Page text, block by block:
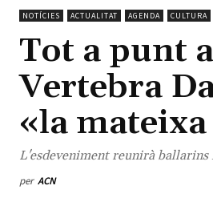
NOTÍCIES ACTUALITAT AGENDA CULTURA
Tot a punt
Vertebra
«la
L'esdeveniment reunirà ballarins
per ACN